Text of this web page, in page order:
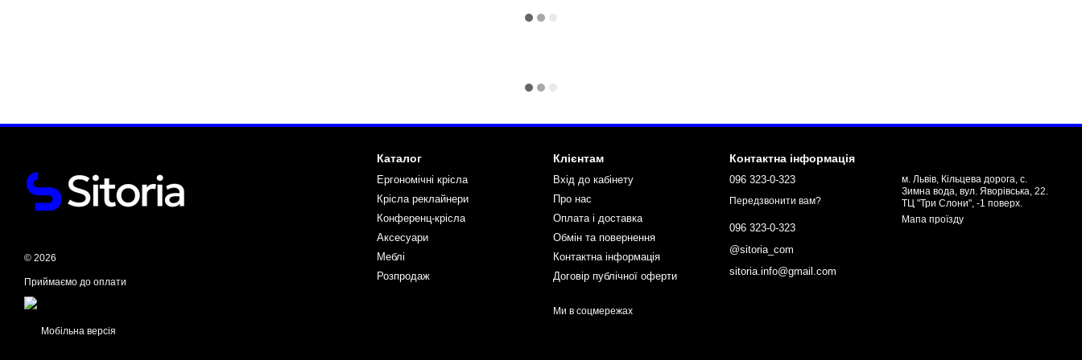
© 2026
Приймаємо до оплати
Мобільна версія
Каталог
Ергономічні крісла
Крісла реклайнери
Конференц-крісла
Аксесуари
Меблі
Розпродаж
Клієнтам
Вхід до кабінету
Про нас
Оплата і доставка
Обмін та повернення
Контактна інформація
Договір публічної оферти
Ми в соцмережах
Контактна інформація
096 323-0-323
Передзвонити вам?
096 323-0-323
@sitoria_com
sitoria.info@gmail.com
м. Львів, Кільцева дорога, с.
Зимна вода, вул. Яворівська, 22.
ТЦ "Три Слони", -1 поверх.
Мапа проїзду